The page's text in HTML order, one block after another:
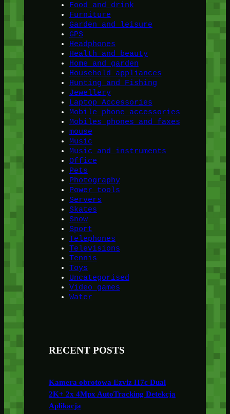
Food and drink
Furniture
Garden and leisure
GPS
Headphones
Health and beauty
Home and garden
Household appliances
Hunting and Fishing
Jewellery
Laptop Accessories
Mobile phone accessories
Mobiles phones and faxes
mouse
Music
Music and instruments
Office
Pets
Photography
Power tools
Servers
Skates
Snow
Sport
Telephones
Televisions
Tennis
Toys
Uncategorised
Video games
Water
RECENT POSTS
Kamera obrotowa Ezviz H7c Dual
2K+ 2x 4Mpx AutoTracking Detekcja
Aplikacja